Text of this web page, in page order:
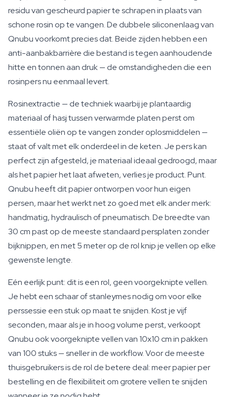
residu van gescheurd papier te schrapen in plaats van
schone rosin op te vangen. De dubbele siliconenlaag van
Qnubu voorkomt precies dat. Beide zijden hebben een
anti-aanbakbarrière die bestand is tegen aanhoudende
hitte en tonnen aan druk — de omstandigheden die een
rosinpers nu eenmaal levert.
Rosinextractie — de techniek waarbij je plantaardig
materiaal of hasj tussen verwarmde platen perst om
essentiële oliën op te vangen zonder oplosmiddelen —
staat of valt met elk onderdeel in de keten. Je pers kan
perfect zijn afgesteld, je materiaal ideaal gedroogd, maar
als het papier het laat afweten, verlies je product. Punt.
Qnubu heeft dit papier ontworpen voor hun eigen
persen, maar het werkt net zo goed met elk ander merk:
handmatig, hydraulisch of pneumatisch. De breedte van
30 cm past op de meeste standaard persplaten zonder
bijknippen, en met 5 meter op de rol knip je vellen op elke
gewenste lengte.
Eén eerlijk punt: dit is een rol, geen voorgeknipte vellen.
Je hebt een schaar of stanleymes nodig om voor elke
perssessie een stuk op maat te snijden. Kost je vijf
seconden, maar als je in hoog volume perst, verkoopt
Qnubu ook voorgeknipte vellen van 10x10 cm in pakken
van 100 stuks — sneller in de workflow. Voor de meeste
thuisgebruikers is de rol de betere deal: meer papier per
bestelling en de flexibiliteit om grotere vellen te snijden